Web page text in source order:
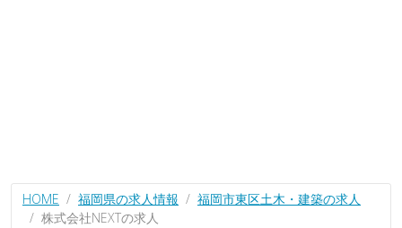
HOME 福岡県の求人情報
福岡市東区土木・建築の求人
株式会社NEXTの求人